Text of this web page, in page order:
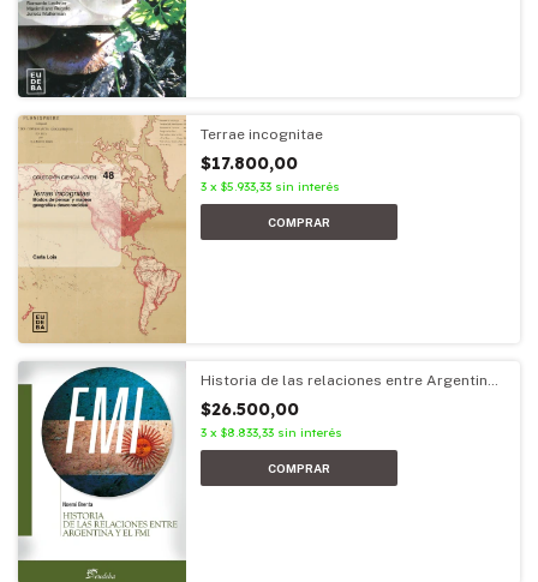
Terrae incognitae
$17.800,00
3 x $5.933,33 sin interés
Historia de las relaciones entre Argentina
$26.500,00
3 x $8.833,33 sin interés